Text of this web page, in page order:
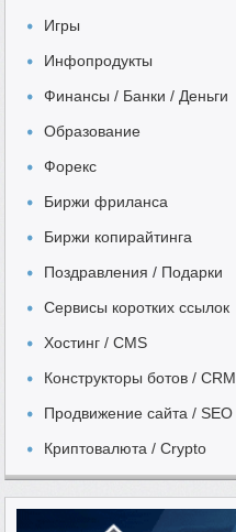
Игры
Инфопродукты
Финансы / Банки / Деньги
Образование
Форекс
Биржи фриланса
Биржи копирайтинга
Поздравления / Подарки
Сервисы коротких ссылок
Хостинг / CMS
Конструкторы ботов / CRM
Продвижение сайта / SEO
Криптовалюта / Crypto
Автомобильный
Выполнение заданий